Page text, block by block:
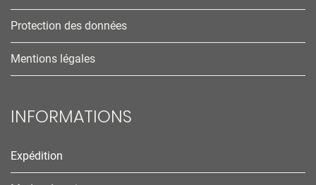
Protection des données
Mentions légales
INFORMATIONS
Expédition